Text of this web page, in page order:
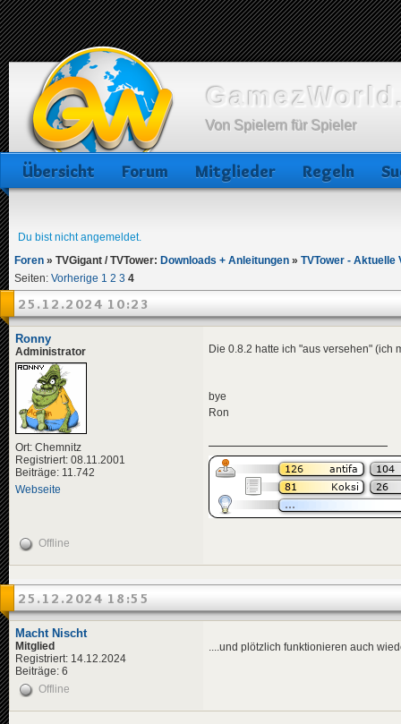
Von Spielern für Spieler
Übersicht Forum Mitglieder Regeln
Du bist nicht angemeldet.
Foren » TVGigant / TVTower: Downloads + Anleitungen » TVTower - Aktuelle
Seiten: Vorherige 1 2 3 4
25.12.2024 10:23
Ronny
Administrator
Ort: Chemnitz
Registriert: 08.11.2001
Beiträge: 11.742
Webseite
Die 0.8.2 hatte ich "aus versehen" (ich
bye
Ron
Offline
25.12.2024 18:55
Macht Nischt
Mitglied
Registriert: 14.12.2024
Beiträge: 6
....und plötzlich funktionieren auch
Offline